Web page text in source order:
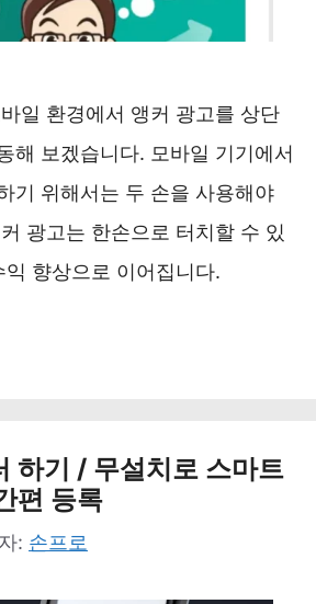
일 환경에서 앵커 광고를 상단
해 보겠습니다. 모바일 기기에서
기 위해서는 두 손을 사용해야
광고는 한손으로 터치할 수 있
향상으로 이어집니다.
하기 / 무설치로 스마트
편 등록
: 손프로